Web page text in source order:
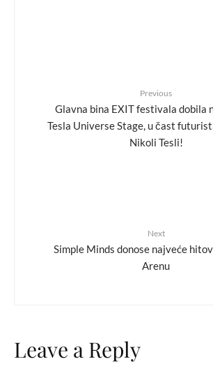
Previous
Glavna bina EXIT festivala dobila
Tesla Universe Stage, u čast
Nikoli Tesli!
Next
Simple Minds donose najveće
Arenu
Leave a Reply